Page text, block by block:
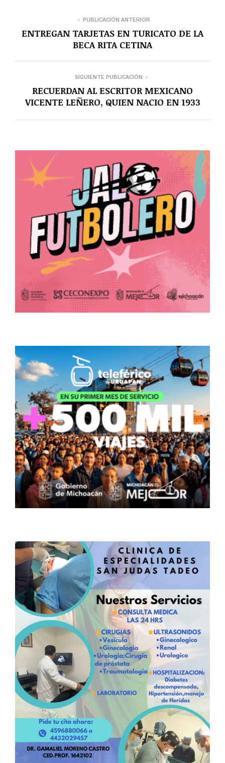
PUBLICACIÓN ANTERIOR
ENTREGAN TARJETAS EN TURICATO DE LA
BECA RITA CETINA
SIGUIENTE PUBLICACIÓN
RECUERDAN AL ESCRITOR MEXICANO
VICENTE LEÑERO, QUIEN NACIO EN 1933